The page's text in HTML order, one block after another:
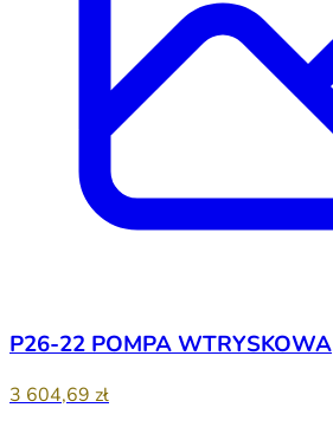
P26-22 POMPA WTRYSKOWA
3 604,69 zł